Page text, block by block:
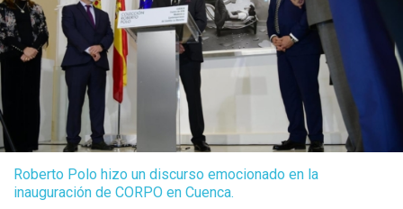
Roberto Polo hizo un discurso emocionado en la
inauguración de CORPO en Cuenca.